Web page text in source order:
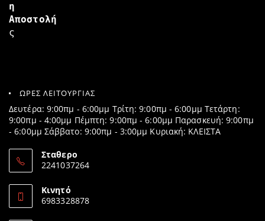
η
Αποστολή
ς
ΩΡΕΣ ΛΕΙΤΟΥΡΓΙΑΣ
Δευτέρα: 9:00πμ - 6:00μμ Τρίτη: 9:00πμ - 6:00μμ Τετάρτη:
9:00πμ - 4:00μμ Πέμπτη: 9:00πμ - 6:00μμ Παρασκευή: 9:00πμ
- 6:00μμ Σάββατο: 9:00πμ - 3:00μμ Κυριακή: ΚΛΕΙΣΤΑ
Σταθερο
2241037264
in
your
Κινητό
6983328878